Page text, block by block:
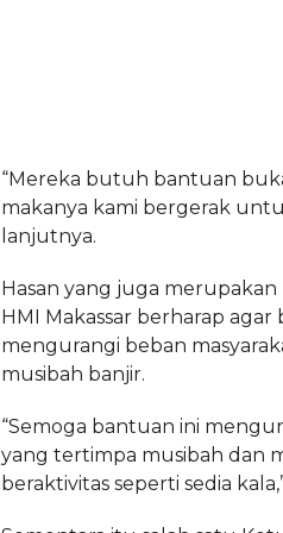
“Mereka butuh bantuan
makanya kami bergerak
lanjutnya.
Hasan yang juga
HMI Makassar berharap
mengurangi beban
musibah banjir.
“Semoga bantuan ini
yang tertimpa musibah dan
beraktivitas seperti sedia